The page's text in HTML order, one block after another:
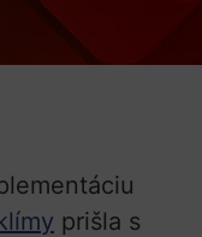
prišla s